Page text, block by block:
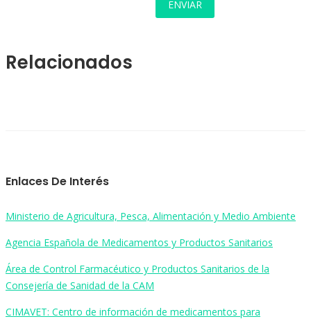
Relacionados
Enlaces De Interés
Ministerio de Agricultura, Pesca, Alimentación y Medio Ambiente
Agencia Española de Medicamentos y Productos Sanitarios
Área de Control Farmacéutico y Productos Sanitarios de la
Consejería de Sanidad de la CAM
CIMAVET: Centro de información de medicamentos para